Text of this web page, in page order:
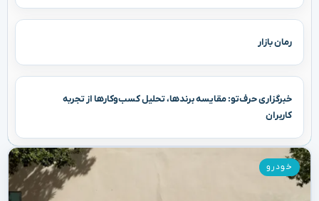
رمان بازار
خبرگزاری حرف‌تو: مقایسه برندها، تحلیل کسب‌وکارها از تجربه
کاربران
خودرو